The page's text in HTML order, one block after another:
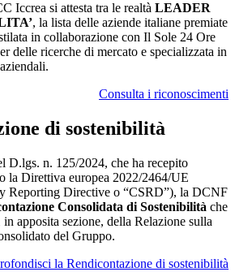
Iccrea si attesta tra le realtà LEADER
, la lista delle aziende italiane premiate
in collaborazione con Il Sole 24 Ore
delle ricerche di mercato e specializzata in
Consulta i riconoscimenti
di sostenibilità
D.lgs. n. 125/2024, che ha recepito
la Direttiva europea 2022/2464/UE
Reporting Directive o “CSRD”), la DCNF
Consolidata di Sostenibilità che
apposita sezione, della Relazione sulla
del Gruppo.
la Rendicontazione di sostenibilità